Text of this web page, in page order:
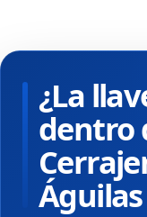
¿La
dentro
Águilas